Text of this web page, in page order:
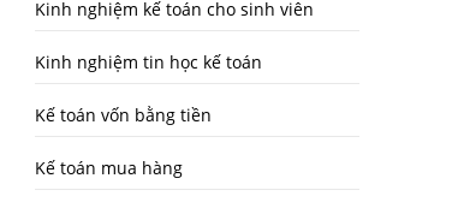
Kinh nghiệm kế toán cho sinh viên
Kinh nghiệm tin học kế toán
Kế toán vốn bằng tiền
Kế toán mua hàng